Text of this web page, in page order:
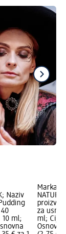
Naziv
10 ml;
Marka:
za usne
ml;